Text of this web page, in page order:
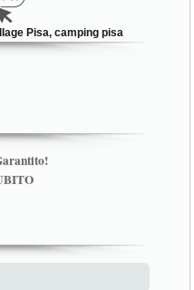
Pisa, camping pisa